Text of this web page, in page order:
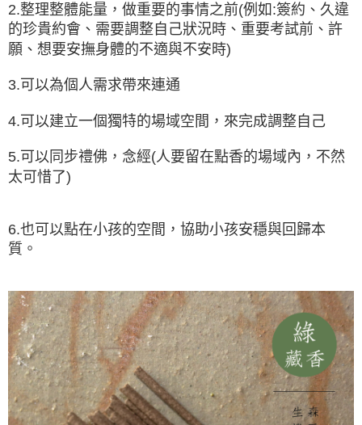
2.整理整體能量，做重要的事情之前(例如:簽約、久違
的珍貴約會、需要調整自己狀況時、重要考試前、許
願、想要安撫身體的不適與不安時)
3.可以為個人需求帶來連通
4.可以建立一個獨特的場域空間，來完成調整自己
5.可以同步禮佛，念經(人要留在點香的場域內，不然
太可惜了)
6.也可以點在小孩的空間，協助小孩安穩與回歸本
質。